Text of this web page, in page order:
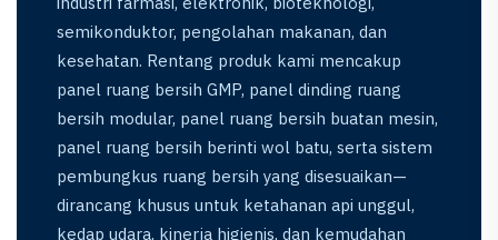
semikonduktor, pengolahan makanan, dan
kesehatan. Rentang produk kami mencakup
panel ruang bersih GMP, panel dinding ruang
bersih modular, panel ruang bersih buatan mesin,
panel ruang bersih berinti wol batu, serta sistem
pembungkus ruang bersih yang disesuaikan—
dirancang khusus untuk ketahanan api unggul,
kedap udara, kinerja higienis, dan kemudahan